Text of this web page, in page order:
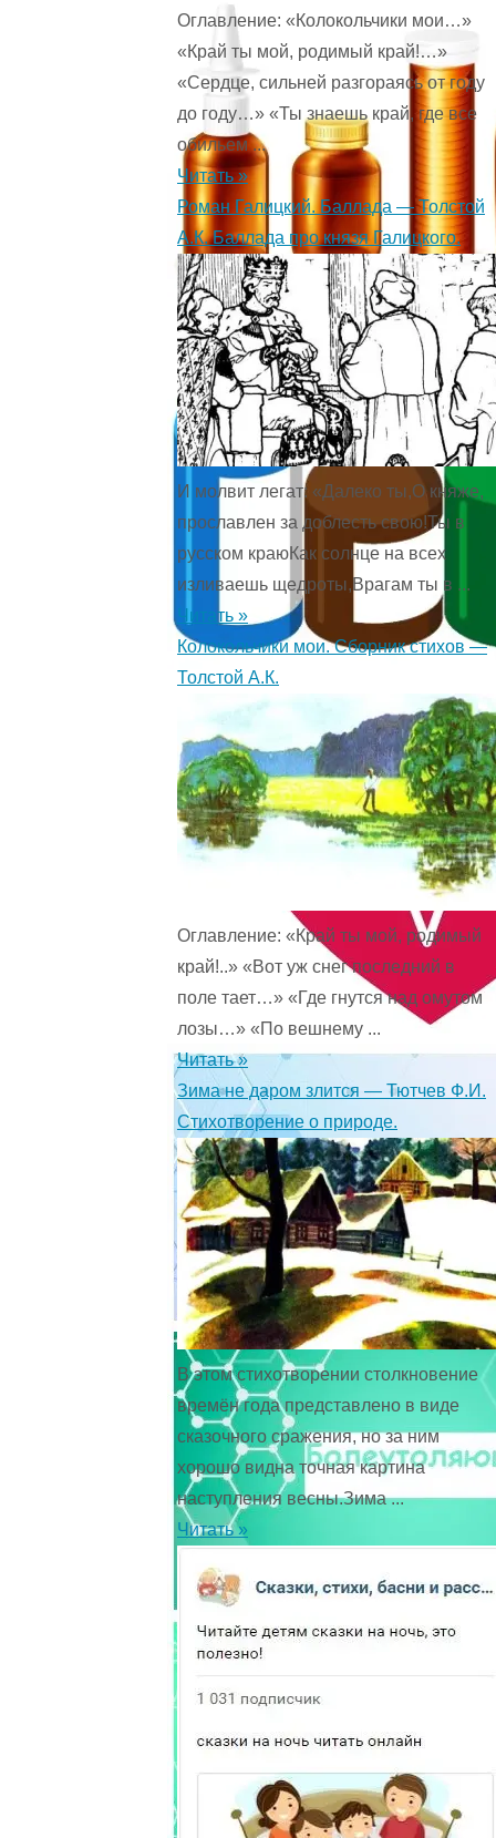
Оглавление: «Колокольчики мои…»
«Край ты мой, родимый край!…»
«Сердце, сильней разгораясь от году
до году…» «Ты знаешь край, где все
обильем ...
Читать »
Роман Галицкий. Баллада — Толстой
А.К. Баллада про князя Галицкого.
И молвит легат: «Далеко ты,О княже,
прославлен за доблесть свою!Ты в
русском краюКак солнце на всех
изливаешь щедроты,Врагам ты в ...
Читать »
Колокольчики мои. Сборник стихов —
Толстой А.К.
Оглавление: «Край ты мой, родимый
край!..» «Вот уж снег последний в
поле тает…» «Где гнутся над омутом
лозы…» «По вешнему ...
Читать »
Зима не даром злится — Тютчев Ф.И.
Стихотворение о природе.
В этом стихотворении столкновение
времён года представ­лено в виде
сказочного сражения, но за ним
хорошо видна точная картина
наступления весны.Зима ...
Читать »